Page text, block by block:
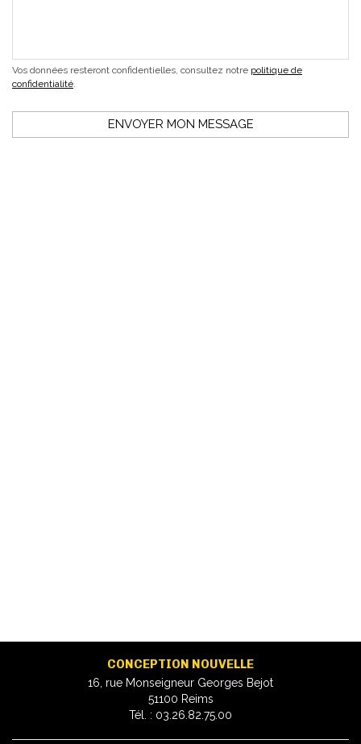
Vos données resteront confidentielles, consultez notre politique de
confidentialité.
ENVOYER MON MESSAGE
CONCEPTION NOUVELLE
16, rue Monseigneur Georges Bejot
51100 Reims
Tél. : 03.26.82.75.00